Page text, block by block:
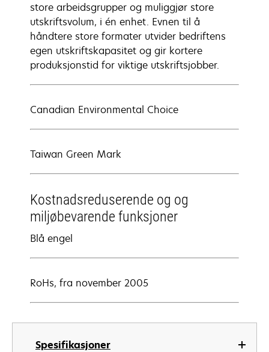
Spesifikasjoner
store arbeidsgrupper og muliggjør store
utskriftsvolum, i én enhet. Evnen til å
håndtere store formater utvider bedriftens
egen utskriftskapasitet og gir kortere
produksjonstid for viktige utskriftsjobber.
Canadian Environmental Choice
Taiwan Green Mark
Kostnadsreduserende og og
miljøbevarende funksjoner
Blå engel
RoHs, fra november 2005